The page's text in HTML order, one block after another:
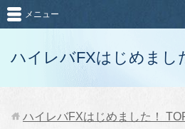
ハイレバFXはじめまし
メニュー
ハイレバFXはじめました！